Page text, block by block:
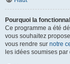
Pourquoi la
Ce programme a été
vous souhaitez
vous rendre sur notre
les idées soumises